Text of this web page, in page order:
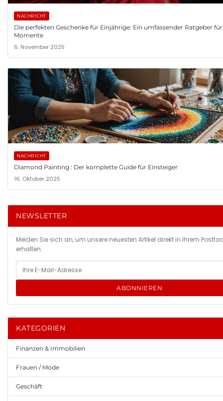
NACHRICHT
Die perfekten Geschenke für Einjährige: Ein umfassender Ratgeber
Momente
6. November 2025
NACHRICHT
Diamond Painting : Der komplette Guide für Einsteiger
16. Oktober 2025
NEWSLETTER
Melden Sie sich an, um unsere neuesten Artikel direkt in Ihrem
erhalten.
ABONNIEREN
KATEGORIEN
Finanzen & Immobilien
Frauen / Mode
Geschäft